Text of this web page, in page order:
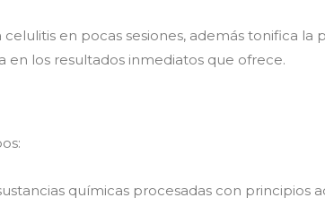
en pocas sesiones, además tonifica la
en los resultados inmediatos que ofrece.
químicas procesadas con principios